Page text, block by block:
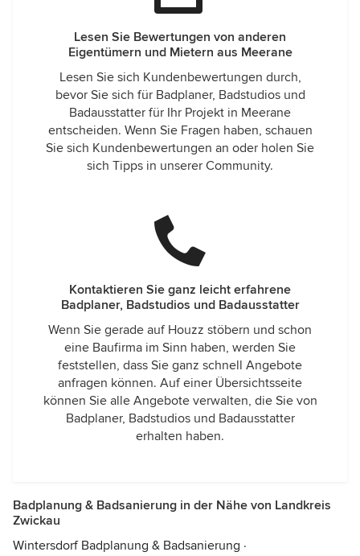
Lesen Sie Bewertungen von anderen
Eigentümern und Mietern aus Meerane
Lesen Sie sich Kundenbewertungen durch,
bevor Sie sich für Badplaner, Badstudios und
Badausstatter für Ihr Projekt in Meerane
entscheiden. Wenn Sie Fragen haben, schauen
Sie sich Kundenbewertungen an oder holen Sie
sich Tipps in unserer Community.
Kontaktieren Sie ganz leicht erfahrene
Badplaner, Badstudios und Badausstatter
Wenn Sie gerade auf Houzz stöbern und schon
eine Baufirma im Sinn haben, werden Sie
feststellen, dass Sie ganz schnell Angebote
anfragen können. Auf einer Übersichtsseite
können Sie alle Angebote verwalten, die Sie von
Badplaner, Badstudios und Badausstatter
erhalten haben.
Badplanung & Badsanierung in der Nähe von Landkreis
Zwickau
Wintersdorf Badplanung & Badsanierung ·